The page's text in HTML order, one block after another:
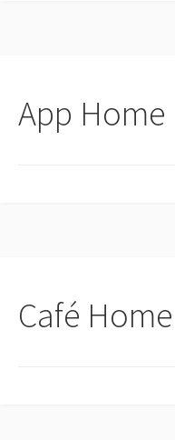
App Home
Café Home